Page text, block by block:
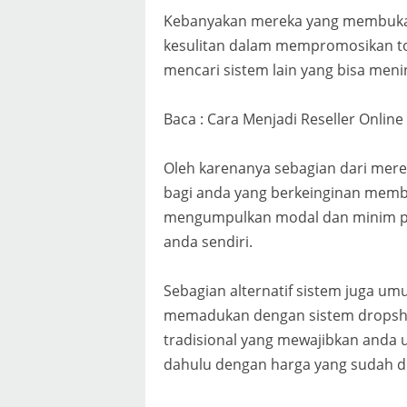
Kebanyakan mereka yang
kesulitan dalam mempromosikan
mencari sistem lain yang bisa
Baca : Cara Menjadi Reseller
Oleh karenanya sebagian dari
bagi anda yang berkeinginan
mengumpulkan modal dan minim
anda sendiri.
Sebagian alternatif sistem juga
memadukan dengan sistem
tradisional yang mewajibkan
dahulu dengan harga yang sudah